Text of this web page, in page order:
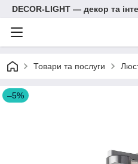
DECOR-LIGHT — декор та
Товари та послуги
–5%